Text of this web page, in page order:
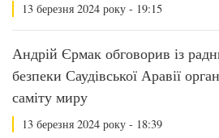
13 березня 2024 року - 19:15
Андрій Єрмак обговорив із
безпеки Саудівської Аравії
саміту миру
13 березня 2024 року - 18:39